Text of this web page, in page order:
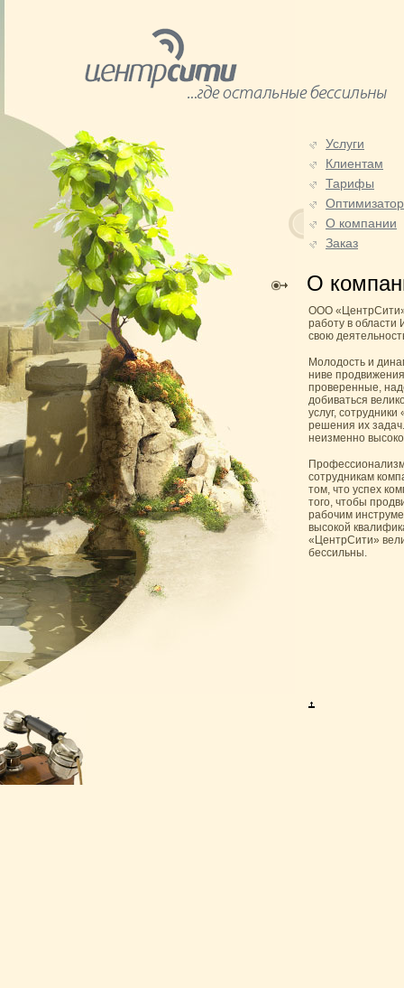
Услуги
Клиентам
Тарифы
О компании
Заказ
О
ООО «ЦентрСити»
работу в области
свою
Молодость и
ниве
проверенные,
добиваться
услуг,
решения их
неизменно
сотрудникам
том, что успех
того, чтобы
рабочим
высокой
«ЦентрСити»
бессильны.